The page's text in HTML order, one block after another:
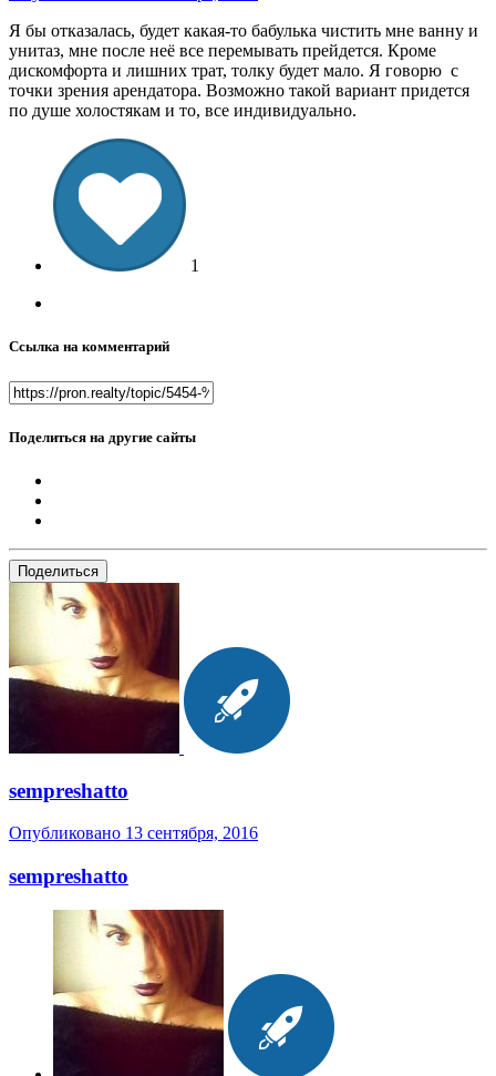
Я бы отказалась, будет какая-то бабулька чистить мне ванну и
унитаз, мне после неё все перемывать прейдется. Кроме
дискомфорта и лишних трат, толку будет мало. Я говорю с
точки зрения арендатора. Возможно такой вариант придется
по душе холостякам и то, все индивидуально.
1
Ссылка на комментарий
Поделиться на другие сайты
Поделиться
sempreshatto
Опубликовано 13 сентября, 2016
sempreshatto